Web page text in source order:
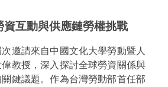
資互動與供應鏈勞權挑戰
邀請來自中國文化大學勞動暨人
教授，深入探討全球勞資關係與
鍵議題。作為台灣勞動部首任部